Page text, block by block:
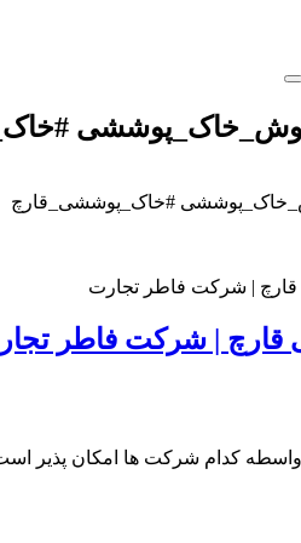
#خاک_پوششی_قارچ
| شرکت فاطر
کدام شرکت ها امکان پذیر